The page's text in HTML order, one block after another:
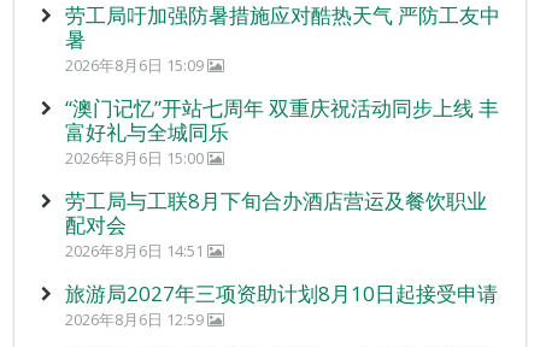
劳工局吁加强防暑措施应对酷热天气 严防工友中
暑
2026年8月6日 15:09
“澳门记忆”开站七周年 双重庆祝活动同步上线 丰
富好礼与全城同乐
2026年8月6日 15:00
劳工局与工联8月下旬合办酒店营运及餐饮职业
配对会
2026年8月6日 14:51
旅游局2027年三项资助计划8月10日起接受申请
2026年8月6日 12:59